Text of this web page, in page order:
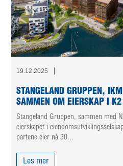
19.12.2025
STANGELAND GRUPPEN,
SAMMEN OM EIERSKAP I K2
Stangeland Gruppen, sammen med
eierskapet i
partene eier nå 30...
Les mer